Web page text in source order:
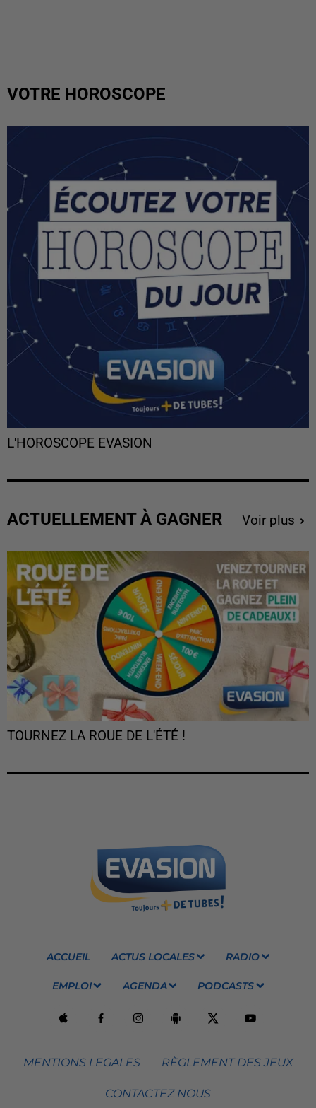
VOTRE HOROSCOPE
L'HOROSCOPE EVASION
ACTUELLEMENT À GAGNER Voir plus
TOURNEZ LA ROUE DE L'ÉTÉ !
ACCUEIL ACTUS LOCALES RADIO
EMPLOI AGENDA PODCASTS
MENTIONS LEGALES RÈGLEMENT DES JEUX
CONTACTEZ NOUS